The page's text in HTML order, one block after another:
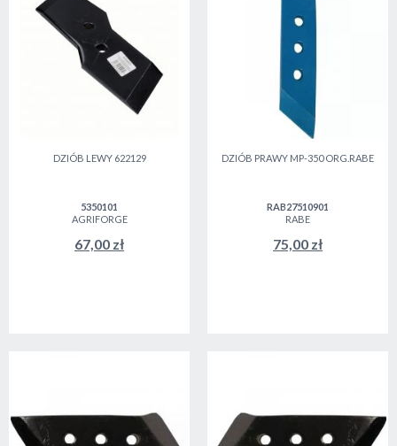
DZIÓB LEWY 622129
5350101
AGRIFORGE
67,00 zł
DZIÓB PRAWY MP-350 ORG.RABE
RAB27510901
RABE
75,00 zł